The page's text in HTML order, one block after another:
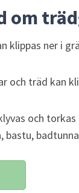
om
klippas ner i
och träd kan
och
bastu,